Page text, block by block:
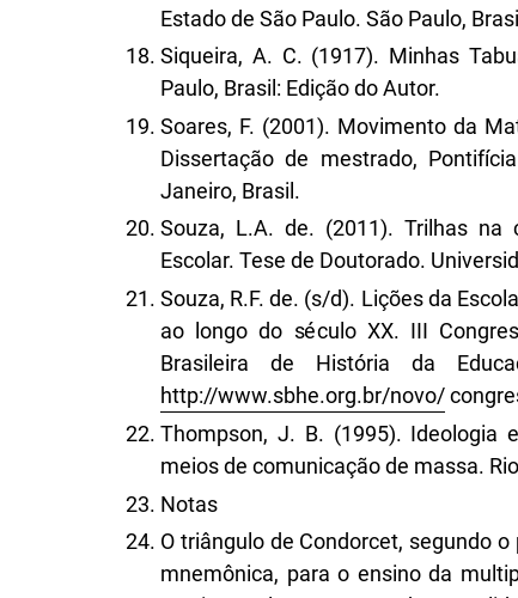
Estado de São Paulo. São Paulo,
Siqueira, A. C. (1917). Minhas
Paulo, Brasil: Edição do Autor.
Soares, F. (2001). Movimento da
Dissertação de mestrado,
Janeiro, Brasil.
Souza, L.A. de. (2011). Trilhas na
Escolar. Tese de Doutorado.
Souza, R.F. de. (s/d). Lições da
ao longo do século XX. III
Brasileira de História da
http://www.sbhe.org.br/novo/
Thompson, J. B. (1995). Ideologia
meios de comunicação de massa.
Notas
O triângulo de Condorcet, segundo
mnemônica, para o ensino da